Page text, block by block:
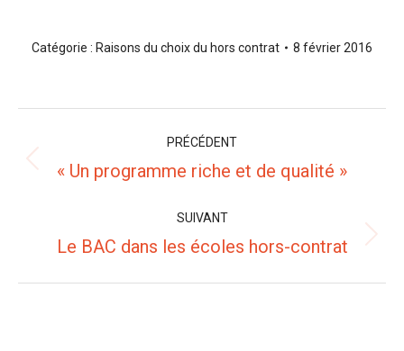
Catégorie : Raisons du choix du hors contrat 8 février 2016
article
PRÉCÉDENT
Article
:
« Un programme riche et de qualité »
SUIVANT
Article
:
Le BAC dans les écoles hors-contrat